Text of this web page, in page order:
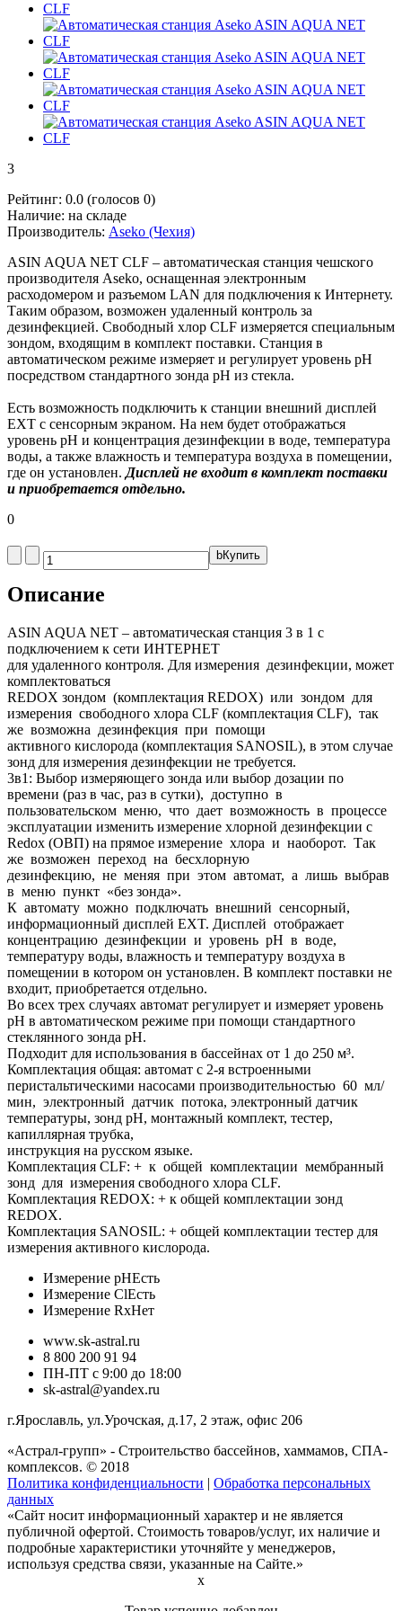
3
Рейтинг: 0.0 (голосов 0)
Наличие: на складе
Производитель: Aseko (Чехия)
ASIN AQUA NET CLF – автоматическая станция чешского
производителя Aseko, оснащенная электронным
расходомером и разъемом LAN для подключения к Интернету.
Таким образом, возможен удаленный контроль за
дезинфекцией. Свободный хлор CLF измеряется специальным
зондом, входящим в комплект поставки. Станция в
автоматическом режиме измеряет и регулирует уровень рН
посредством стандартного зонда рН из стекла.
Есть возможность подключить к станции внешний дисплей
EXT с сенсорным экраном. На нем будет отображаться
уровень рН и концентрация дезинфекции в воде, температура
воды, а также влажность и температура воздуха в помещении,
где он установлен. Дисплей не входит в комплект поставки
и приобретается отдельно.
0
bКупить
Описание
ASIN AQUA NET – автоматическая станция 3 в 1 с
подключением к сети ИНТЕРНЕТ
для удаленного контроля. Для измерения дезинфекции, может
комплектоваться
REDOX зондом (комплектация REDOX) или зондом для
измерения свободного хлора CLF (комплектация CLF), так
же возможна дезинфекция при помощи
активного кислорода (комплектация SANOSIL), в этом случае
зонд для измерения дезинфекции не требуется.
3в1: Выбор измеряющего зонда или выбор дозации по
времени (раз в час, раз в сутки), доступно в
пользовательском меню, что дает возможность в процессе
эксплуатации изменить измерение хлорной дезинфекции с
Redox (ОВП) на прямое измерение хлора и наоборот. Так
же возможен переход на бесхлорную
дезинфекцию, не меняя при этом автомат, а лишь выбрав
в меню пункт «без зонда».
К автомату можно подключать внешний сенсорный,
информационный дисплей EXT. Дисплей отображает
концентрацию дезинфекции и уровень рН в воде,
температуру воды, влажность и температуру воздуха в
помещении в котором он установлен. В комплект поставки не
входит, приобретается отдельно.
Во всех трех случаях автомат регулирует и измеряет уровень
рН в автоматическом режиме при помощи стандартного
стеклянного зонда рН.
Подходит для использования в бассейнах от 1 до 250 м³.
Комплектация общая: автомат с 2-я встроенными
перистальтическими насосами производительностью 60 мл/
мин, электронный датчик потока, электронный датчик
температуры, зонд рН, монтажный комплект, тестер,
капиллярная трубка,
инструкция на русском языке.
Комплектация CLF: + к общей комплектации мембранный
зонд для измерения свободного хлора CLF.
Комплектация REDOX: + к общей комплектации зонд
REDOX.
Комплектация SANOSIL: + общей комплектации тестер для
измерения активного кислорода.
Измерение pHЕсть
Измерение ClЕсть
Измерение RxНет
www.sk-astral.ru
8 800 200 91 94
ПН-ПТ с 9:00 до 18:00
sk-astral@yandex.ru
г.Ярославль, ул.Урочская, д.17, 2 этаж, офис 206
«Астрал-групп» - Строительство бассейнов, хаммамов, СПА-
комплексов. © 2018
Политика конфиденциальности | Обработка персональных
данных
«Сайт носит информационный характер и не является
публичной офертой. Стоимость товаров/услуг, их наличие и
подробные характеристики уточняйте у менеджеров,
используя средства связи, указанные на Сайте.»
x